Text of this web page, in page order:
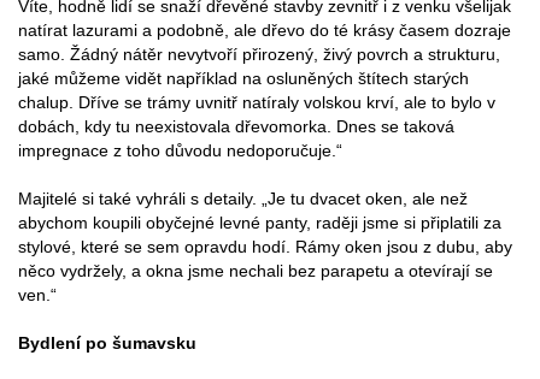
Víte, hodně lidí se snaží dřevěné stavby zevnitř i z venku všelijak
natírat lazurami a podobně, ale dřevo do té krásy časem dozraje
samo. Žádný nátěr nevytvoří přirozený, živý povrch a strukturu,
jaké můžeme vidět například na osluněných štítech starých
chalup. Dříve se trámy uvnitř natíraly volskou krví, ale to bylo v
dobách, kdy tu neexistovala dřevomorka. Dnes se taková
impregnace z toho důvodu nedoporučuje.“
Majitelé si také vyhráli s detaily. „Je tu dvacet oken, ale než
abychom koupili obyčejné levné panty, raději jsme si připlatili za
stylové, které se sem opravdu hodí. Rámy oken jsou z dubu, aby
něco vydržely, a okna jsme nechali bez parapetu a otevírají se
ven.“
Bydlení po šumavsku